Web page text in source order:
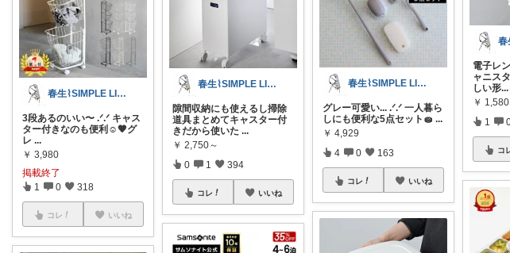
春生⌇SIMPLE LIFE⌇
3段あるのいい〜 .ᐟ.ᐟ キャス
ター付きなのも便利☺️🧡グ
レ ...
￥ 3,980
掲載終了
1 0 318
コレ いいね
春生⌇SIMPLE LIFE⌇
隙間収納にも使えるし掃除
道具まとめてキャスター付
きだから使いた ...
￥ 2,750～
0 1 394
コレ いいね
春生⌇SIMPLE LIFE⌇
グレー可愛い... .ᐟ.ᐟ 一人暮ら
しにも便利な5点セット🧽 ...
￥ 4,929
4 0 163
コレ いいね
電子レ
ャニス
しい形...
￥ 1,580
1
コ